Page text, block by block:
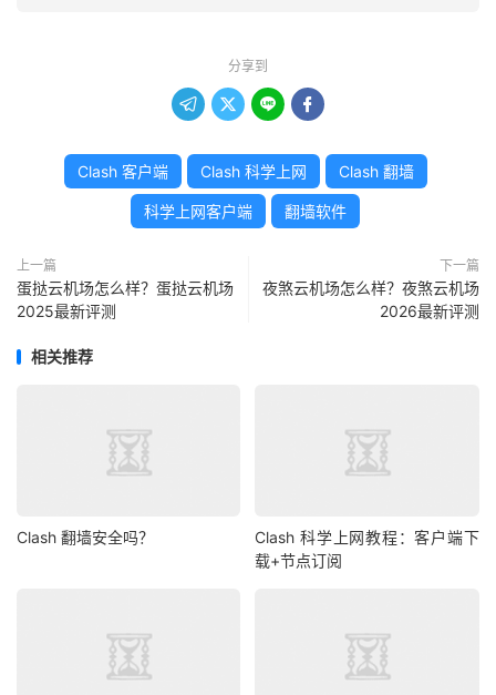
分享到
   
Clash 客户端 Clash 科学上网 Clash 翻墙
科学上网客户端 翻墙软件
上一篇
蛋挞云机场怎么样？蛋挞云机场
2025最新评测
下一篇
夜煞云机场怎么样？夜煞云机场
2026最新评测
相关推荐
Clash 翻墙安全吗？
Clash 科学上网教程：客户端下
载+节点订阅